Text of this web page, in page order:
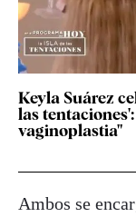
Keyla Suárez
las
vaginoplastia"
Ambos se